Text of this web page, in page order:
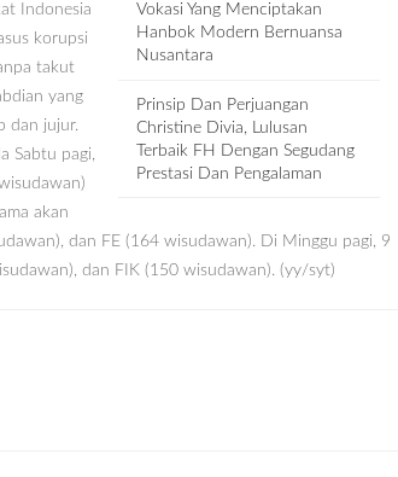
Vokasi Yang Menciptakan
Hanbok Modern Bernuansa
Nusantara
Prinsip Dan Perjuangan
Christine Divia, Lulusan
Terbaik FH Dengan Segudang
Prestasi Dan Pengalaman
Indonesia
korupsi
takut
yang
dan jujur.
Sabtu pagi,
akan
dan FE (164 wisudawan). Di Minggu pagi, 9
dan FIK (150 wisudawan). (yy/syt)